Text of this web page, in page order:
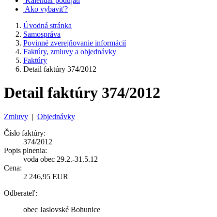
Ako vybaviť?
Úvodná stránka
Samospráva
Povinné zverejňovanie informácií
Faktúry, zmluvy a objednávky
Faktúry
Detail faktúry 374/2012
Detail faktúry 374/2012
Zmluvy | Objednávky
Číslo faktúry:
374/2012
Popis plnenia:
voda obec 29.2.-31.5.12
Cena:
2 246,95 EUR
Odberateľ:
obec Jaslovské Bohunice